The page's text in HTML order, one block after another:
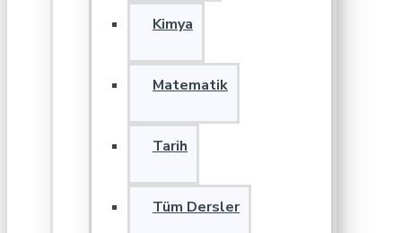
Kimya
Matematik
Tarih
Tüm Dersler